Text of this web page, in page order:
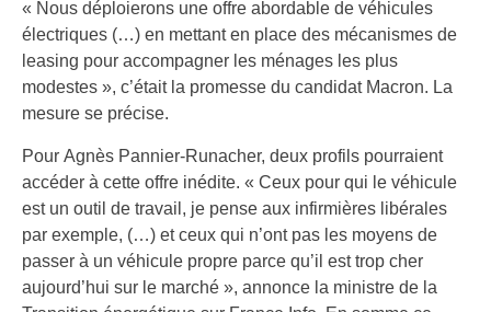
« Nous déploierons une offre abordable de véhicules
électriques (…) en mettant en place des mécanismes de
leasing pour accompagner les ménages les plus
modestes », c’était la promesse du candidat Macron. La
mesure se précise.
Pour Agnès Pannier-Runacher, deux profils pourraient
accéder à cette offre inédite. « Ceux pour qui le véhicule
est un outil de travail, je pense aux infirmières libérales
par exemple, (…) et ceux qui n’ont pas les moyens de
passer à un véhicule propre parce qu’il est trop cher
aujourd’hui sur le marché », annonce la ministre de la